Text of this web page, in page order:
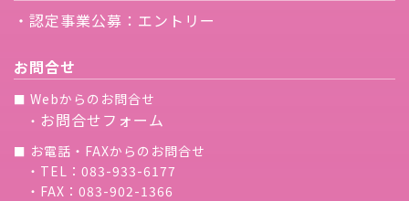
・認定事業公募：エントリー
お問合せ
■ Webからのお問合せ
・ お問合せフォーム
■ お電話・FAXからのお問合せ
・TEL：083-933-6177
・FAX：083-902-1366